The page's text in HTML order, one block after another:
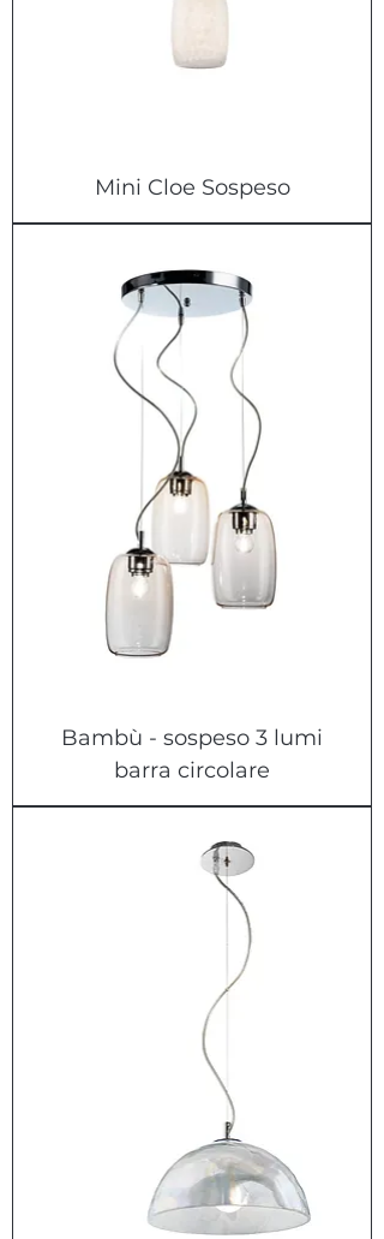
Mini Cloe Sospeso
Bambù - sospeso 3 lumi
barra circolare